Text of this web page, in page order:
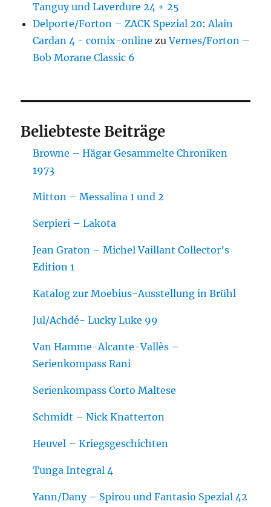
Tanguy und Laverdure 24 + 25
Delporte/Forton – ZACK Spezial 20: Alain
Cardan 4 - comix-online zuVernes/Forton –
Bob Morane Classic 6
Beliebteste Beiträge
Browne – Hägar Gesammelte Chroniken
1973
Mitton – Messalina 1 und 2
Serpieri – Lakota
Jean Graton – Michel Vaillant Collector’s
Edition 1
Katalog zur Moebius-Ausstellung in Brühl
Jul/Achdé- Lucky Luke 99
Van Hamme-Alcante-Vallès –
Serienkompass Rani
Serienkompass Corto Maltese
Schmidt – Nick Knatterton
Heuvel – Kriegsgeschichten
Tunga Integral 4
Yann/Dany – Spirou und Fantasio Spezial 42